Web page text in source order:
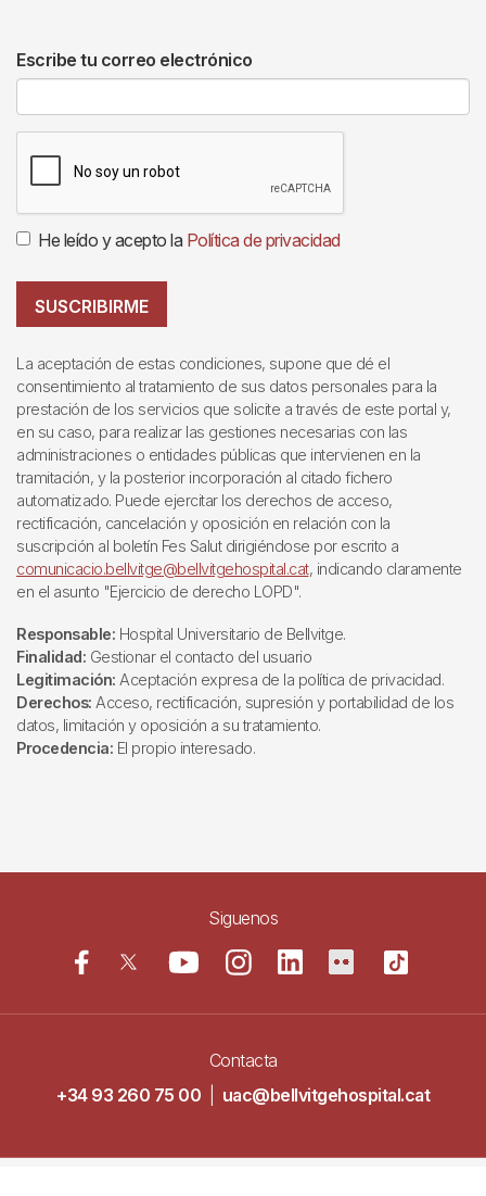
Escribe tu correo electrónico
He leído y acepto la Política de privacidad
SUSCRIBIRME
La aceptación de estas condiciones, supone que dé el
consentimiento al tratamiento de sus datos personales para la
prestación de los servicios que solicite a través de este portal y,
en su caso, para realizar las gestiones necesarias con las
administraciones o entidades públicas que intervienen en la
tramitación, y la posterior incorporación al citado fichero
automatizado. Puede ejercitar los derechos de acceso,
rectificación, cancelación y oposición en relación con la
suscripción al boletín Fes Salut dirigiéndose por escrito a
comunicacio.bellvitge@bellvitgehospital.cat, indicando claramente
en el asunto "Ejercicio de derecho LOPD".
Responsable: Hospital Universitario de Bellvitge.
Finalidad: Gestionar el contacto del usuario
Legitimación: Aceptación expresa de la política de privacidad.
Derechos: Acceso, rectificación, supresión y portabilidad de los
datos, limitación y oposición a su tratamiento.
Procedencia: El propio interesado.
Siguenos
Contacta
+34 93 260 75 00
uac@bellvitgehospital.cat